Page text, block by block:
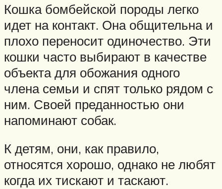
Кошка бомбейской породы легко
идет на контакт. Она общительна и
плохо переносит одиночество. Эти
кошки часто выбирают в качестве
объекта для обожания одного
члена семьи и спят только рядом с
ним. Своей преданностью они
напоминают собак.
К детям, они, как правило,
относятся хорошо, однако не любят
когда их тискают и таскают.